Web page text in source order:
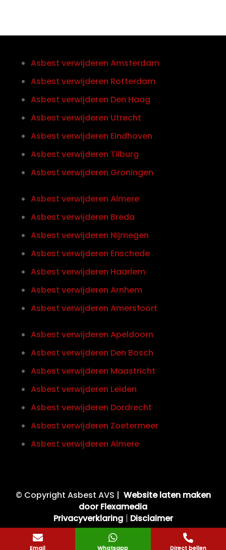
Asbest verwijderen Amsterdam
Asbest verwijderen Rotterdam
Asbest verwijderen Den Haag
Asbest verwijderen Utrecht
Asbest verwijderen Eindhoven
Asbest verwijderen Tilburg
Asbest verwijderen Groningen
Asbest verwijderen Almere
Asbest verwijderen Breda
Asbest verwijderen Nijmegen
Asbest verwijderen Enschede
Asbest verwijderen Haarlem
Asbest verwijderen Arnhem
Asbest verwijderen Amersfoort
Asbest verwijderen Apeldoorn
Asbest verwijderen Den Bosch
Asbest verwijderen Maastricht
Asbest verwijderen Leiden
Asbest verwijderen Dordrecht
Asbest verwijderen Zoetermeer
Asbest verwijderen Almere
© Copyright Asbest AVS | Website laten maken
door Flexamedia
Privacyverklaring| Disclaimer

Email

Whatsapp

Direct bellen